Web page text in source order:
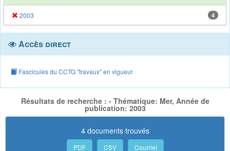
2003 4
Accès direct
Fascicules du CCTG "travaux" en vigueur
Résultats de recherche : - Thématique: Mer, Année de
publication: 2003
4 documents trouvés
PDF CSV Courriel